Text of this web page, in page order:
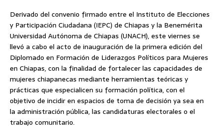
Derivado del convenio firmado entre el Instituto de Elecciones
y Participación Ciudadana (IEPC) de Chiapas y la Benemérita
Universidad Autónoma de Chiapas (UNACH), este viernes se
llevó a cabo el acto de inauguración de la primera edición del
Diplomado en Formación de Liderazgos Políticos para Mujeres
en Chiapas, con la finalidad de fortalecer las capacidades de
mujeres chiapanecas mediante herramientas teóricas y
prácticas que especialicen su formación política, con el
objetivo de incidir en espacios de toma de decisión ya sea en
la administración pública, las candidaturas electorales o el
trabajo comunitario.